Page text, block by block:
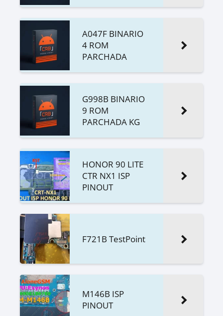
A047F BINARIO
4 ROM
PARCHADA
G998B BINARIO
9 ROM
PARCHADA KG
HONOR 90 LITE
CTR NX1 ISP
PINOUT
F721B TestPoint
M146B ISP
PINOUT